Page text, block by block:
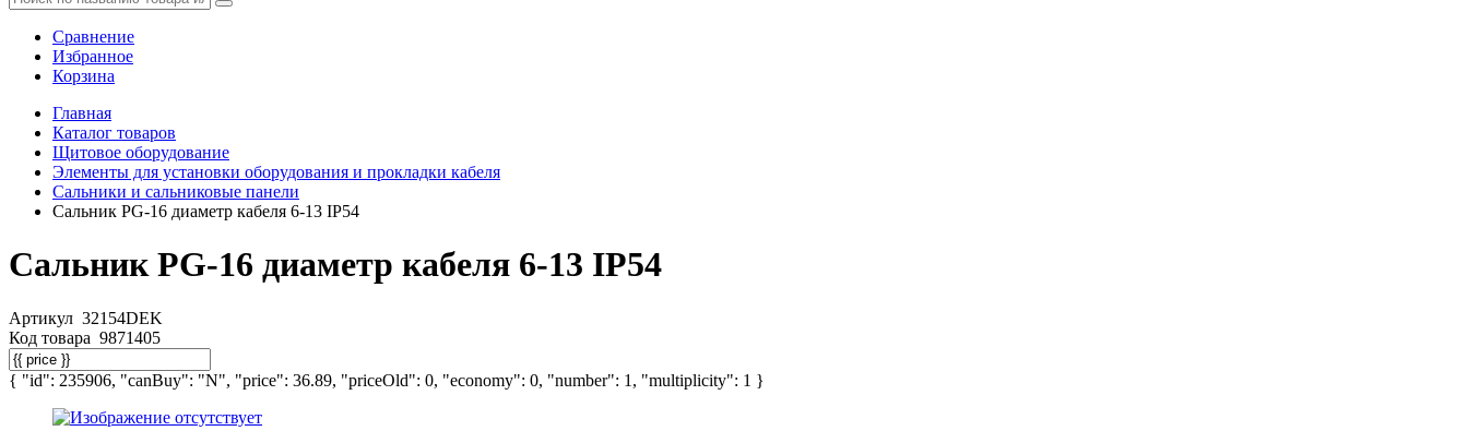
Сравнение
Избранное
Корзина
Главная
Каталог товаров
Щитовое оборудование
Элементы для установки оборудования и прокладки кабеля
Сальники и сальниковые панели
Сальник PG-16 диаметр кабеля 6-13 IP54
Сальник PG-16 диаметр кабеля 6-13 IP54
Артикул 32154DEK
Код товара 9871405
{ "id": 235906, "canBuy": "N", "price": 36.89, "priceOld": 0, "economy": 0, "number": 1, "multiplicity": 1 }